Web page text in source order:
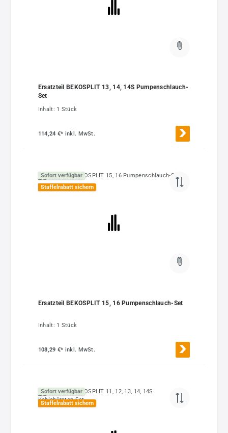
Ersatzteil BEKOSPLIT 13, 14, 14S Pumpenschlauch-
Set
Inhalt: 1 Stück
114,24 €* inkl. MwSt.
Sofort verfügbar
Staffelrabatt sichern
Ersatzteil BEKOSPLIT 15, 16 Pumpenschlauch-Set
Inhalt: 1 Stück
108,29 €* inkl. MwSt.
Sofort verfügbar
Staffelrabatt sichern